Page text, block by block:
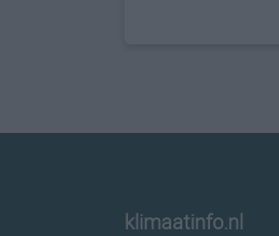
klimaatinfo.nl